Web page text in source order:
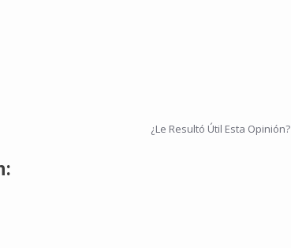
¿Le Resultó Útil Esta Opinión?